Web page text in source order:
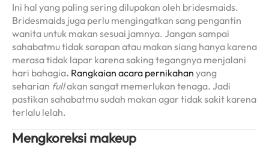
Ini hal yang paling sering dilupakan oleh bridesmaids.
Bridesmaids juga perlu mengingatkan sang pengantin
wanita untuk makan sesuai jamnya. Jangan sampai
sahabatmu tidak sarapan atau makan siang hanya karena
merasa tidak lapar karena saking tegangnya menjalani
hari bahagia. Rangkaian acara pernikahan yang
seharian fullakan sangat memerlukan tenaga. Jadi
pastikan sahabatmu sudah makan agar tidak sakit karena
terlalu lelah.
Mengkoreksi makeup